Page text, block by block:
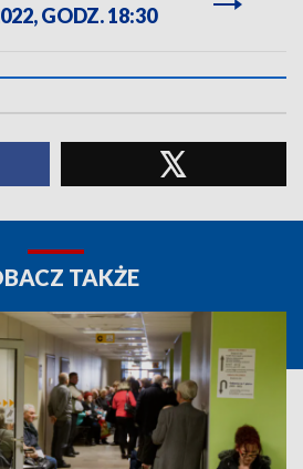
GODZ. 18:30
TAKŻE